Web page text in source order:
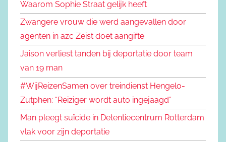
Waarom Sophie Straat gelijk heeft
Zwangere vrouw die werd aangevallen door
agenten in azc Zeist doet aangifte
Jaison verliest tanden bij deportatie door team
van 19 man
#WijReizenSamen over treindienst Hengelo-
Zutphen: “Reiziger wordt auto ingejaagd”
Man pleegt suïcide in Detentiecentrum Rotterdam
vlak voor zijn deportatie